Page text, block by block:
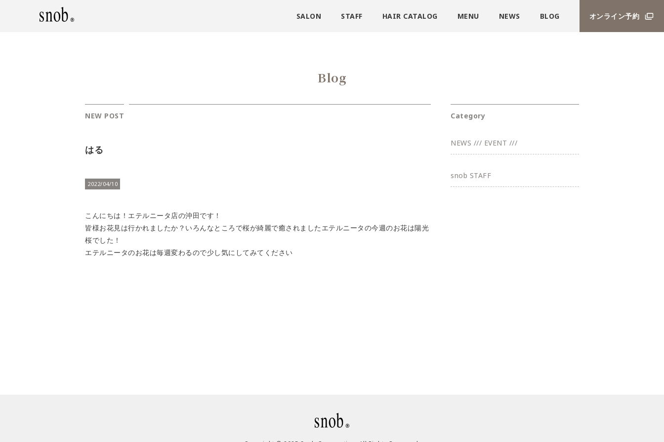
SALON STAFF HAIR CATALOG MENU NEWS BLOG オンライン予約
Blog
NEW POST
はる
2022/04/10
こんにちは！エテルニータ店の沖田です！
皆様お花見は行かれましたか？いろんなところで桜が綺麗で癒されましたエテルニータの今週のお花は陽光
桜でした！
エテルニータのお花は毎週変わるので少し気にしてみてください
Category
NEWS /// EVENT ///
snob STAFF